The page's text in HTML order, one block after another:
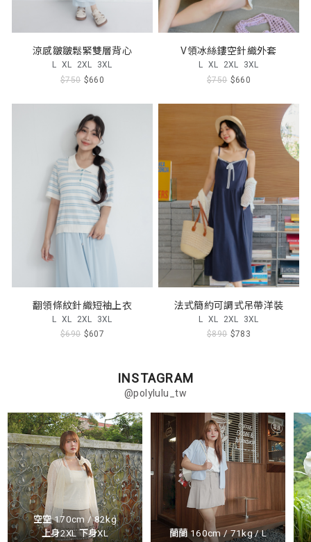
涼感皺皺鬆緊雙層背心
L XL 2XL 3XL
$750 $660
V領冰絲鏤空針織外套
L XL 2XL 3XL
$750 $660
翻領條紋針織短袖上衣
L XL 2XL 3XL
$690 $607
法式簡約可調式吊帶洋裝
L XL 2XL 3XL
$890 $783
INSTAGRAM
@polylulu_tw
空空 170cm / 82kg
上身2XL 下身XL
蘭蘭 160cm / 71kg / L